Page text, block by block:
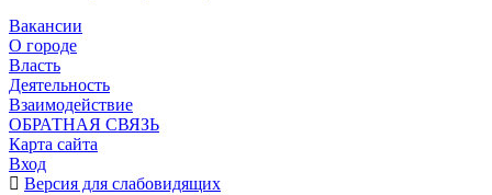
Вакансии
О городе
Власть
Деятельность
Взаимодействие
ОБРАТНАЯ СВЯЗЬ
Карта сайта
Вход
Версия для слабовидящих